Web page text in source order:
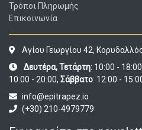
Τρόποι Πληρωμής
Επικοινωνία
Αγίου Γεωργίου 42,
Δευτέρα, Τετάρτη: 10:00 -
10:00 - 20:00, Σάββατο: 12:00 -
info@epitrapez.io
(+30) 210-4979779